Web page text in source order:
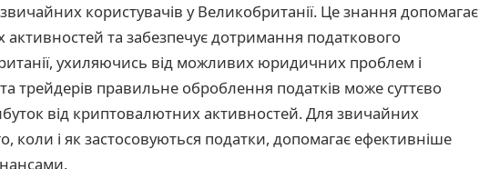
звичайних користувачів у Великобританії. Це знання допомагає
активностей та забезпечує дотримання податкового
ухиляючись від можливих юридичних проблем і
трейдерів правильне оброблення податків може суттєво
від криптовалютних активностей. Для звичайних
коли і як застосовуються податки, допомагає ефективніше